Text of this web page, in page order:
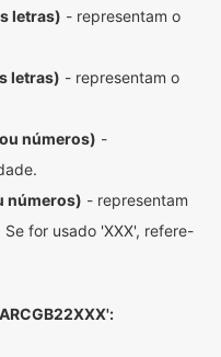
letras) - representam o
letras) - representam o
números) -
números) - representam
for usado 'XXX', refere-